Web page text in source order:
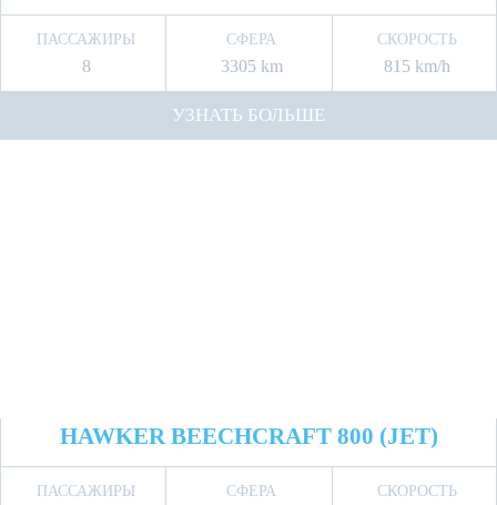
ПАССАЖИРЫ
8
СФЕРА
3305 km
СКОРОСТЬ
815 km/h
УЗНАТЬ БОЛЬШЕ
HAWKER BEECHCRAFT 800 (JET)
ПАССАЖИРЫ СФЕРА СКОРОСТЬ